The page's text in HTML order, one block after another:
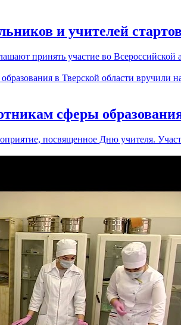
и учителей
принять участие во
сферы
посвященное Дню учителя.